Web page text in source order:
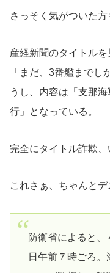
さっそく気がついた方
産経新聞のタイトルを
「まだ、3番艦まで
うし、内容は「支那
行」となっている。
完全にタイトル詐欺、
これさぁ、ちゃんと
防衛省によると、
日午前７時ごろ